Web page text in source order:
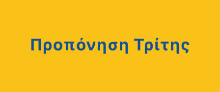
Προπόνηση Τρίτης